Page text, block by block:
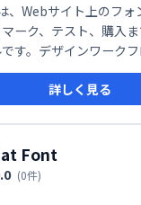
、Webサイト上のフォ
ーク、テスト、購入
す。デザインワーク
ォントを効率的に見つ
約し、クリエイティブ
詳しく見る
Font
(0件)